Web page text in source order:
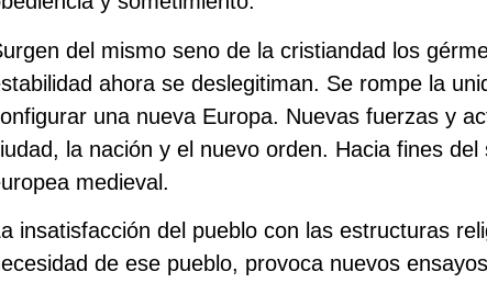
del mismo seno de la cristiandad los
ahora se deslegitiman. Se rompe la
una nueva Europa. Nuevas fuerzas y
la nación y el nuevo orden. Hacia fines
medieval.
insatisfacción del pueblo con las estructuras
de ese pueblo, provoca nuevos